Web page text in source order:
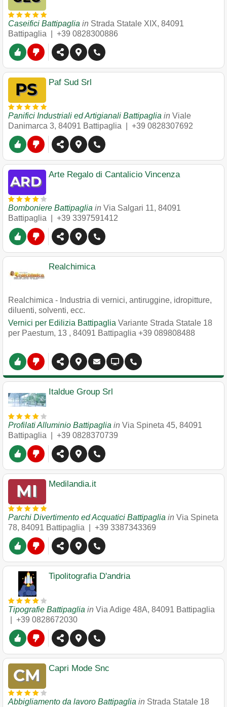
Caseifici Battipaglia in Strada Statale XIX, 84091
Battipaglia
+39 0828300886
Paf Sud Srl
Panifici Industriali ed Artigianali Battipaglia in Viale
Danimarca 3, 84091 Battipaglia +39 0828307692
Arte Regalo di Cantalicio Vincenza
Bomboniere Battipaglia in Via Salgari 11, 84091
Battipaglia
+39 3397591412
Realchimica
Realchimica - Industria di vernici, antiruggine, idropitture,
diluenti, solventi, ecc.
Vernici per Edilizia Battipaglia Variante Strada Statale 18
per Paestum, 13 , 84091 Battipaglia +39 089808488
Italdue Group Srl
Profilati Alluminio Battipaglia in Via Spineta 45, 84091
Battipaglia
+39 0828370739
Medilandia.it
Parchi Divertimento ed Acquatici Battipaglia in Via Spineta
78, 84091 Battipaglia +39 3387343369
Tipolitografia D'andria
Tipografie Battipaglia in Via Adige 48A, 84091 Battipaglia
+39 0828672030
Capri Mode Snc
Abbigliamento da lavoro Battipaglia in Strada Statale 18